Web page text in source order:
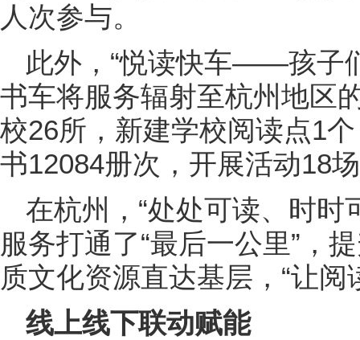
人次参与。
此外，“悦读快车——孩子
书车将服务辐射至杭州地区
校26所，新建学校阅读点1
书12084册次，开展活动18
在杭州，“处处可读、时时
服务打通了“最后一公里”，
质文化资源直达基层，“让阅
线上线下联动赋能